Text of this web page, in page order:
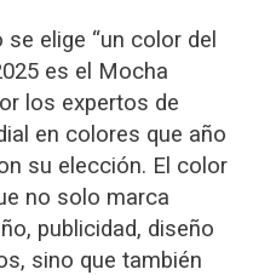
elige “un color del
es el Mocha
los expertos de
en colores que año
su elección. El color
no solo marca
publicidad, diseño
sino que también